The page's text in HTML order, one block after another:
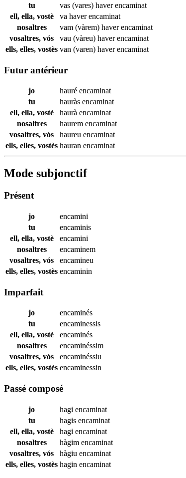
tu
vas (vares) haverencaminat
ell, ella, vostè
va haverencaminat
nosaltres
vam (vàrem) haverencaminat
vosaltres, vós
vau (vàreu) haverencaminat
ells, elles, vostès van (varen) haverencaminat
Futur antérieur
jo hauré encaminat
tu
hauràs encaminat
ell, ella, vostè
haurà encaminat
nosaltres
haurem encaminat
vosaltres, vós
haureu encaminat
ells, elles, vostès hauran encaminat
Mode subjonctif
Présent
jo
encamini
tu
encaminis
ell, ella, vostè
encamini
nosaltres
encaminem
vosaltres, vós
encamineu
ells, elles, vostès encaminin
Imparfait
jo
encaminés
tu
encaminessis
ell, ella, vostè
encaminés
nosaltres
encaminéssim
vosaltres, vós
encaminéssiu
ells, elles, vostès encaminessin
Passé composé
jo hagi encaminat
tu
hagis encaminat
ell, ella, vostè
hagi encaminat
nosaltres
hàgim encaminat
vosaltres, vós
hàgiu encaminat
ells, elles, vostès hagin encaminat